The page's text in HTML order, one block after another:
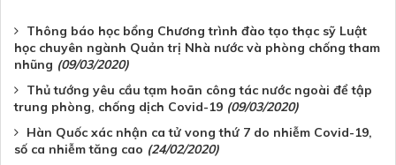
Thông báo học bổng Chương trình đào tạo thạc sỹ Luật
học chuyên ngành Quản trị Nhà nước và phòng chống tham
nhũng (09/03/2020)
Thủ tướng yêu cầu tạm hoãn công tác nước ngoài để tập
trung phòng, chống dịch Covid-19 (09/03/2020)
Hàn Quốc xác nhận ca tử vong thứ 7 do nhiễm Covid-19,
số ca nhiễm tăng cao (24/02/2020)